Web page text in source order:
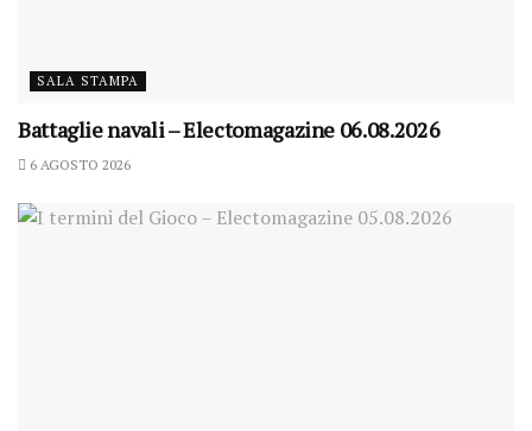
SALA STAMPA
Battaglie navali – Electomagazine 06.08.2026
6 AGOSTO 2026